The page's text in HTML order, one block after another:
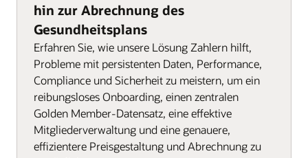
hin zur Abrechnung des
Gesundheitsplans
Erfahren Sie, wie unsere Lösung Zahlern hilft,
Probleme mit persistenten Daten, Performance,
Compliance und Sicherheit zu meistern, um ein
reibungsloses Onboarding, einen zentralen
Golden Member-Datensatz, eine effektive
Mitgliederverwaltung und eine genauere,
effizientere Preisgestaltung und Abrechnung zu